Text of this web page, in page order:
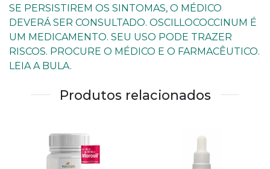
SE PERSISTIREM OS SINTOMAS, O MÉDICO
DEVERÁ SER CONSULTADO. OSCILLOCOCCINUM É
UM MEDICAMENTO. SEU USO PODE TRAZER
RISCOS. PROCURE O MÉDICO E O FARMACÊUTICO.
LEIA A BULA.
Produtos relacionados